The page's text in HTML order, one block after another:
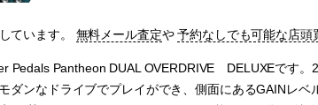
ています。 無料メール査定や予約なしでも可能な店頭
Pedals Pantheon DUAL OVERDRIVE DELUXEです。
ダンなドライブでプレイができ、側面にあるGAINレ